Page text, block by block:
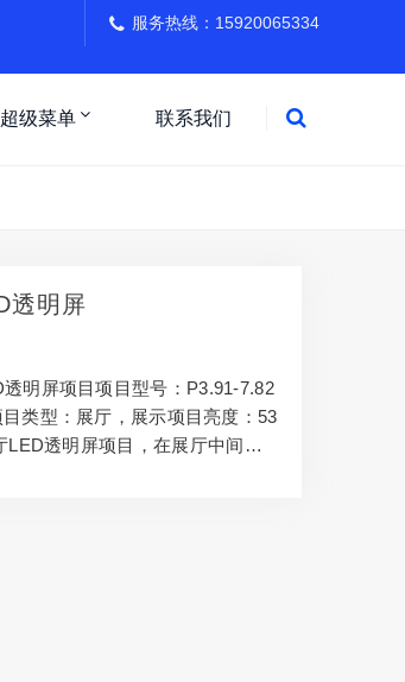
服务热线：15920065334
超级菜单 联系我们
透明屏
明屏项目项目型号：P3.91-7.82
类型：展厅，展示项目亮度：53
透明屏项目，在展厅中间树